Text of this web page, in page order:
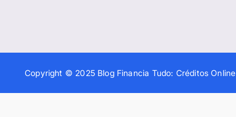
Copyright © 2025 Blog Financia Tudo: Créditos Online